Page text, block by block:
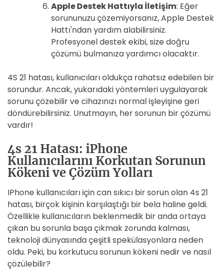
Apple Destek Hattıyla İletişim: Eğer
sorununuzu çözemiyorsanız, Apple Destek
Hattı'ndan yardım alabilirsiniz.
Profesyonel destek ekibi, size doğru
çözümü bulmanıza yardımcı olacaktır.
4S 21 hatası, kullanıcıları oldukça rahatsız edebilen bir
sorundur. Ancak, yukarıdaki yöntemleri uygulayarak
sorunu çözebilir ve cihazınızı normal işleyişine geri
döndürebilirsiniz. Unutmayın, her sorunun bir çözümü
vardır!
4s 21 Hatası: iPhone
Kullanıcılarını Korkutan Sorunun
Kökeni ve Çözüm Yolları
IPhone kullanıcıları için can sıkıcı bir sorun olan 4s 21
hatası, birçok kişinin karşılaştığı bir bela haline geldi.
Özellikle kullanıcıların beklenmedik bir anda ortaya
çıkan bu sorunla başa çıkmak zorunda kalması,
teknoloji dünyasında çeşitli spekülasyonlara neden
oldu. Peki, bu korkutucu sorunun kökeni nedir ve nasıl
çözülebilir?